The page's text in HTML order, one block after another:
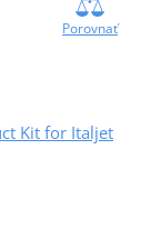
Porovnať
Kit for Italjet